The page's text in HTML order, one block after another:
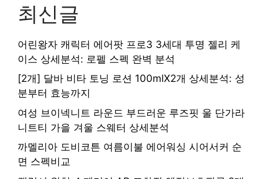
최신글
어린왕자 캐릭터 에어팟 프로3 3세대 투명 젤리 케
이스 상세분석: 로펠 스펙 완벽 분석
[2개] 달바 비타 토닝 로션 100mlX2개 상세분석: 성
분부터 효능까지
여성 브이넥니트 라운드 부드러운 루즈핏 울 단가라
니트티 가을 겨울 스웨터 상세분석
까멜리아 도비코튼 여름이불 에어워싱 시어서커 순
면 스펙비교